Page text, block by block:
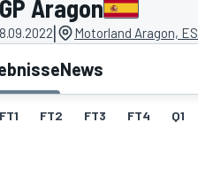
Aragon
| Motorland Aragon, ES
News
FT1 FT2 FT3 FT4 Q1